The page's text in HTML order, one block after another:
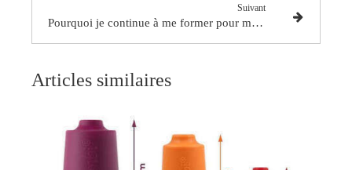
Suivant
Pourquoi je continue à me former pour mieux vous soigner.
Articles similaires